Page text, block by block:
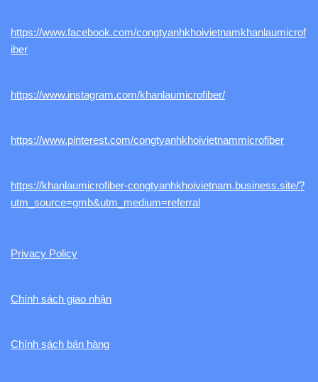
https://www.facebook.com/congtyanhkhoivietnamkhanlaumicrof
iber
https://www.instagram.com/khanlaumicrofiber/
https://www.pinterest.com/congtyanhkhoivietnammicrofiber
https://khanlaumicrofiber-congtyanhkhoivietnam.business.site/?
utm_source=gmb&utm_medium=referral
Privacy Policy
Chính sách giao nhận
Chính sách bán hàng